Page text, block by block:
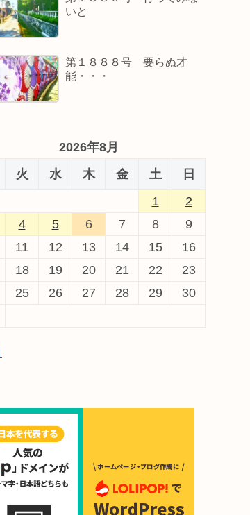
いと
第１８８８号 要らぬ才
能・・・
2026年8月
火 水 木 金 土
日
1
2
4 5 6 7 8
9
11 12 13 14 15
16
18 19 20 21 22
23
25 26 27 28 29
30